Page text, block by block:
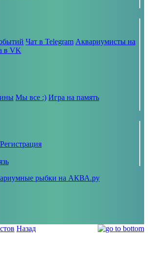
Чат в Telegram Аквариумисты на
в VK
Мы все :) Игра на память
Назад